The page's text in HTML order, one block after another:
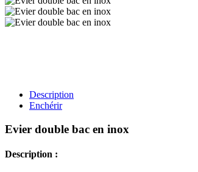
Description
Enchérir
Evier double bac en inox
Description :